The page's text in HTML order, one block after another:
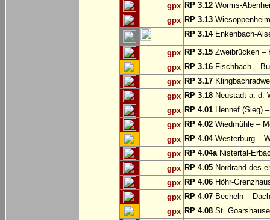
gpx RP 3.12 Worms-
gpx RP 3.13
RP 3.14Enkenbach-
gpx RP 3.15 Zweibrücken –
gpx RP 3.16 Fischbach –
gpx RP 3.17
gpx RP 3.18 Neustadt a. d.
gpx RP 4.01 Hennef (Sieg)
gpx RP 4.02 Wiedmühle –
gpx RP 4.04Westerburg –
gpx RP 4.04aNistertal-
gpx RP 4.05 Nordrand des
gpx RP 4.06 Höhr-
gpx RP 4.07 Becheln –
gpx RP 4.08 St.